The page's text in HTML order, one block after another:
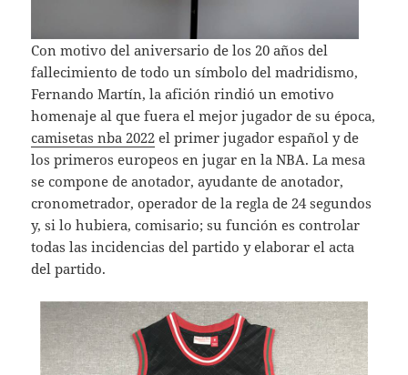
Con motivo del aniversario de los 20 años del
fallecimiento de todo un símbolo del madridismo,
Fernando Martín, la afición rindió un emotivo
homenaje al que fuera el mejor jugador de su época,
camisetas nba 2022 el primer jugador español y de
los primeros europeos en jugar en la NBA. La mesa
se compone de anotador, ayudante de anotador,
cronometrador, operador de la regla de 24 segundos
y, si lo hubiera, comisario; su función es controlar
todas las incidencias del partido y elaborar el acta
del partido.